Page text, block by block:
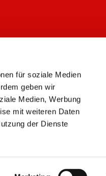
für soziale Medien
geben wir
Medien, Werbung
mit weiteren Daten
der Dienste